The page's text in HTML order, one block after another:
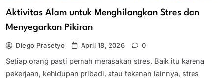
Aktivitas Alam untuk Menghilangkan Stres dan
Menyegarkan Pikiran
Diego Prasetyo April 18, 2026 0
Setiap orang pasti pernah merasakan stres. Baik itu karena
pekerjaan, kehidupan pribadi, atau tekanan lainnya, stres